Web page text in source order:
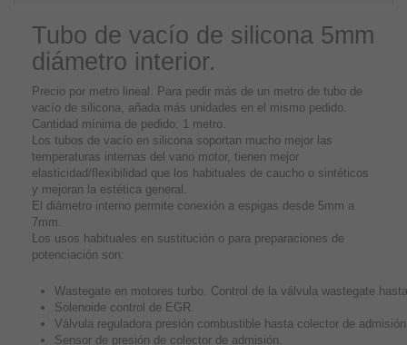
Tubo de vacío de silicona 5mm
diámetro interior.
Precio por metro lineal. Para pedir más de un metro de tubo de
vacío de silicona, añada más unidades en el mismo pedido.
Cantidad mínima de pedido: 1 metro.
Los tubos de vacío en silicona soportan mucho mejor las
temperaturas internas del vano motor, tienen mejor
elasticidad/flexibilidad que los habituales de caucho o sintéticos
y mejoran la estética general.
El diámetro interno permite conexión a espigas desde 5mm a
7mm.
Los usos habituales en sustitución o para preparaciones de
potenciación son:
Wastegate en motores turbo. Control de la válvula wastegate
Solenoide control de EGR.
Válvula reguladora presión combustible hasta colector de
Sensor de presión de colector de admisión.